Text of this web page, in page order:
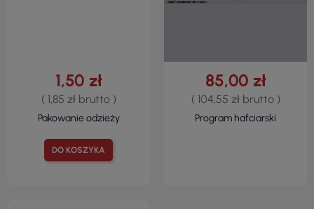
DO KOSZYKA
1,50 zł
( 1,85 zł brutto )
Pakowanie odzieży
85,00 zł
( 104,55 zł brutto )
Program hafciarski